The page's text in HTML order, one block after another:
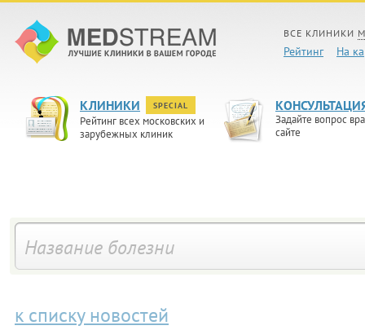
ВСЕ КЛИНИКИ
Рейтинг На
КЛИНИКИ SPECIAL
Рейтинг всех московских и
зарубежных клиник
Задайте вопрос
сайте
к списку новостей